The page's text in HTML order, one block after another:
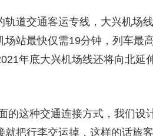
交通客运专线，大兴机场线
站最快仅需19分钟，列车最
年底大兴机场线还将向北延
的这种交通连接方式，我们设
把行李交运掉，这样的话旅客